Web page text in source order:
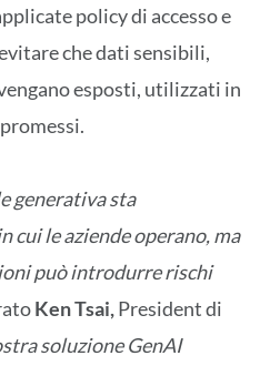
policy di accesso e
che dati sensibili,
esposti, utilizzati in
generativa sta
cui le aziende operano, ma
può introdurre rischi
Ken Tsai,President di
soluzione GenAI